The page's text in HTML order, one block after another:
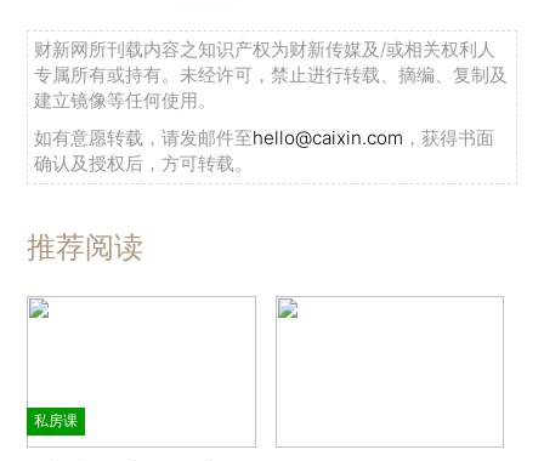
财新网所刊载内容之知识产权为财新传媒及/或相关权利人
专属所有或持有。未经许可，禁止进行转载、摘编、复制及
建立镜像等任何使用。
如有意愿转载，请发邮件至hello@caixin.com ，获得书面
确认及授权后，方可转载。
推荐阅读
私房课